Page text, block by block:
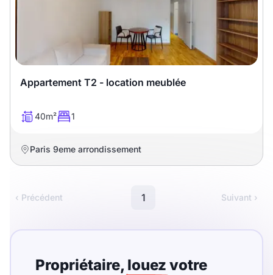
Appartement T2 - location meublée
40m² 1
Paris 9eme arrondissement
‹ Précédent 1 Suivant ›
Propriétaire, louez votre